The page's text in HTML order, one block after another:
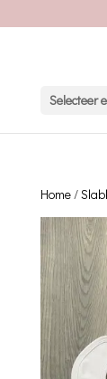
Selecteer
Home/